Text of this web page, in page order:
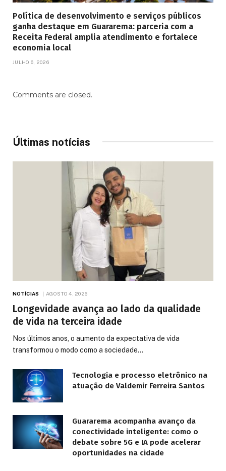
Política de desenvolvimento e serviços públicos
ganha destaque em Guararema: parceria com a
Receita Federal amplia atendimento e fortalece
economia local
JULHO 6, 2026
Comments are closed.
Últimas notícias
NOTÍCIAS AGOSTO 4, 2026
Longevidade avança ao lado da qualidade
de vida na terceira idade
Nos últimos anos, o aumento da expectativa de vida
transformou o modo como a sociedade…
Tecnologia e processo eletrônico na
atuação de Valdemir Ferreira Santos
Guararema acompanha avanço da
conectividade inteligente: como o
debate sobre 5G e IA pode acelerar
oportunidades na cidade